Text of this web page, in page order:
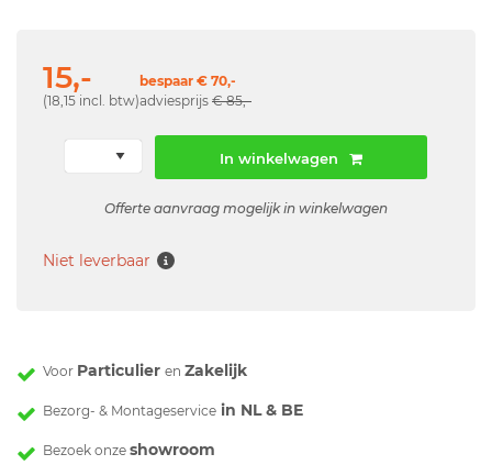
15,-
(18,15 incl. btw)
bespaar € 70,-
adviesprijs € 85,-
In winkelwagen
Offerte aanvraag mogelijk in winkelwagen
Niet leverbaar
Voor Particulier en Zakelijk
Bezorg- & Montageservice in NL & BE
Bezoek onze showroom